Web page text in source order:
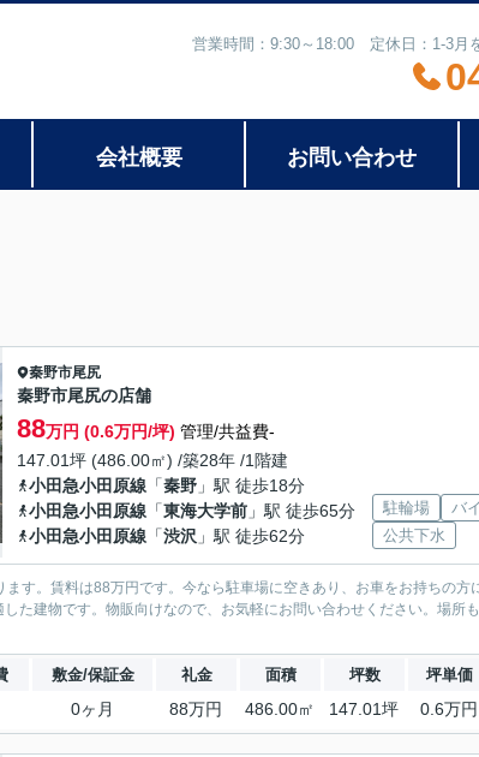
営業時間：9:30～18:00 定休日：1-3月
会社概要 お問い合わせ
秦野市尾尻
秦野市尾尻の店舗
88万円 (0.6万円/坪) 管理/共益費-
147.01坪 (486.00㎡) /築28年 /1階建
小田急小田原線 「秦野 」駅 徒歩18分
小田急小田原線 「東海大学前 」駅 徒歩65分
小田急小田原線 「渋沢 」駅 徒歩62分
駐輪場 バ
公共下水
す。賃料は88万円です。今なら駐車場に空きあり、お車をお持ちの
た建物です。物販向けなので、お気軽にお問い合わせください。場所
敷金/保証金 礼金 面積 坪数 坪単価
0ヶ月 88万円 486.00㎡ 147.01坪 0.6万円